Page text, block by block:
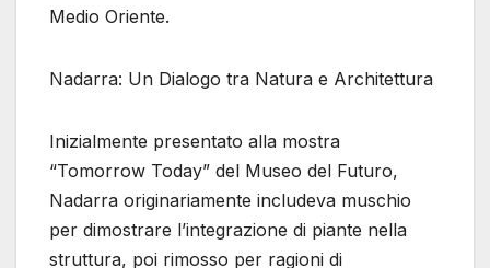
Medio Oriente.
Nadarra: Un Dialogo tra Natura e Architettura
Inizialmente presentato alla mostra
“Tomorrow Today” del Museo del Futuro,
Nadarra originariamente includeva muschio
per dimostrare l’integrazione di piante nella
struttura, poi rimosso per ragioni di